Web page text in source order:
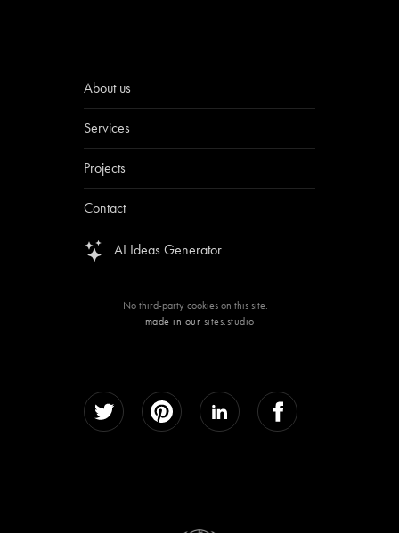
About us
Services
Projects
Contact
AI Ideas Generator
No third-party cookies on this site.
made in our sites.studio